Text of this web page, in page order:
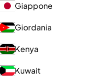
Giappone
Giordania
Kenya
Kuwait